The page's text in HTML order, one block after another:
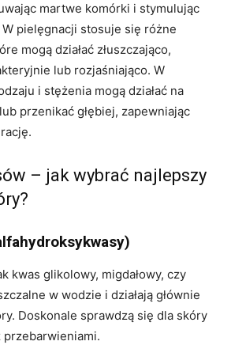
martwe komórki i stymulując
pielęgnacji stosuje się różne
mogą działać złuszczająco,
lub rozjaśniająco. W
i stężenia mogą działać na
przenikać głębiej, zapewniając
– jak wybrać najlepszy
kwas glikolowy, migdałowy, czy
w wodzie i działają głównie
Doskonale sprawdzą się dla skóry
przebarwieniami.